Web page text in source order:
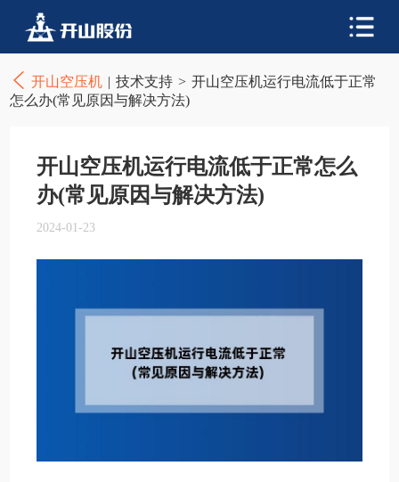
开山空压机 | 技术支持 > 开山空压机运行电流低于正常
怎么办(常见原因与解决方法)
开山空压机运行电流低于正常怎么
办(常见原因与解决方法)
2024-01-23